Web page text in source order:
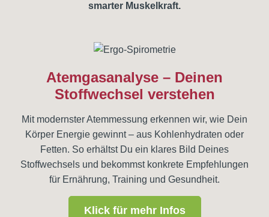
smarter Muskelkraft.
Atemgasanalyse – Deinen
Stoffwechsel verstehen
Mit modernster Atemmessung erkennen wir, wie Dein
Körper Energie gewinnt – aus Kohlenhydraten oder
Fetten. So erhältst Du ein klares Bild Deines
Stoffwechsels und bekommst konkrete Empfehlungen
für Ernährung, Training und Gesundheit.
Klick für mehr Infos